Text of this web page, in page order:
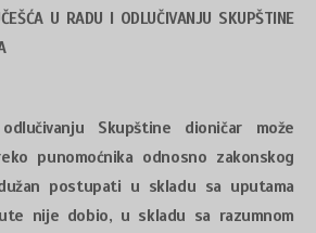
RADU I ODLUČIVANJU SKUPŠTINE
Skupštine dioničar može
punomoćnika odnosno zakonskog
postupati u skladu sa uputama
nije dobio, u skladu sa razumnom